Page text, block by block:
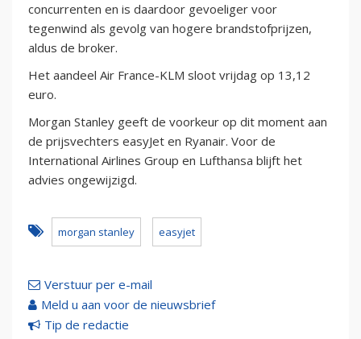
concurrenten en is daardoor gevoeliger voor
tegenwind als gevolg van hogere brandstofprijzen,
aldus de broker.
Het aandeel Air France-KLM sloot vrijdag op 13,12
euro.
Morgan Stanley geeft de voorkeur op dit moment aan
de prijsvechters easyJet en Ryanair. Voor de
International Airlines Group en Lufthansa blijft het
advies ongewijzigd.
morgan stanley easyjet
Verstuur per e-mail
Meld u aan voor de nieuwsbrief
Tip de redactie